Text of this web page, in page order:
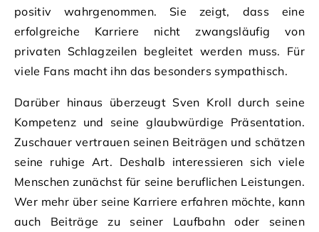
positiv wahrgenommen. Sie zeigt, dass eine
erfolgreiche Karriere nicht zwangsläufig von
privaten Schlagzeilen begleitet werden muss. Für
viele Fans macht ihn das besonders sympathisch.
Darüber hinaus überzeugt Sven Kroll durch seine
Kompetenz und seine glaubwürdige Präsentation.
Zuschauer vertrauen seinen Beiträgen und schätzen
seine ruhige Art. Deshalb interessieren sich viele
Menschen zunächst für seine beruflichen Leistungen.
Wer mehr über seine Karriere erfahren möchte, kann
auch Beiträge zu seiner Laufbahn oder seinen